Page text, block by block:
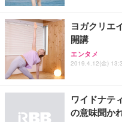
務用 おしゃ
ANDWINT オ
ッシュ 通気性
ス圧無段階昇
【MiniLED/
HOOTER
グモニター
アイリスオー
ュラー 200枚
ヨガクリエ
開講
エンタメ
2019.4.12(金)
ワイドナテ
の意味聞か